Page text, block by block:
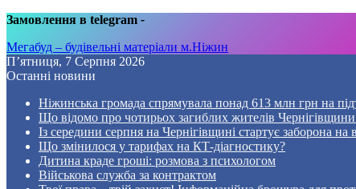
Замовлення в telegram -
Мегабуд – будівельні матеріали м.Ніжин
П’ятниця, 7 Серпня 2026
Останні новини
Ніжинська громада спрямувала понад 613 млн грн на
Що відомо про чотирьох загиблих жителів
Із середини серпня на Чернігівщині стартує заборона на
Що змінилося у тарифах на КТ-діагностику?
Дитина краде гроші: розмова з психологом
Військова служба за контрактом